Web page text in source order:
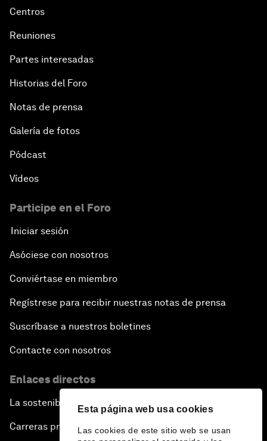
Esta página web usa cookies
Las cookies de este sitio web se usan
Centros
Reuniones
Partes interesadas
Historias del Foro
Notas de prensa
Galería de fotos
Pódcast
Vídeos
Participe en el Foro
Iniciar sesión
Asóciese con nosotros
Conviértase en miembro
Regístrese para recibir nuestras notas de prensa
Suscríbase a nuestros boletines
Contacte con nosotros
Enlaces directos
La sostenibilidad en el Foro
Carreras profesionales